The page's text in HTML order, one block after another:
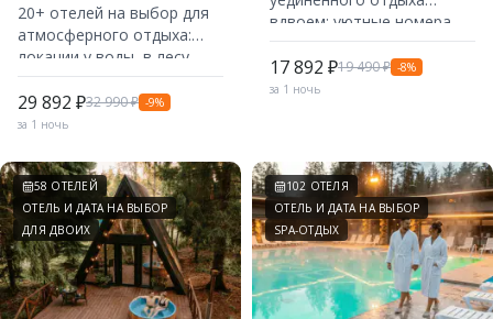
20+ отелей на выбор для
атмосферного отдыха:
локации у воды, в лесу,
рядом с полями и
панорамными видами.
29 892 ₽32 990 ₽ -9%
за 1 ночь
вдвоем: уютные номера,
природа, SPA, бани,
рестораны и красивые
локации.
17 892 ₽19 490 ₽ -8%
за 1 ночь
58 ОТЕЛЕЙ
ОТЕЛЬ И ДАТА НА ВЫБОР
ДЛЯ ДВОИХ
102 ОТЕЛЯ
ОТЕЛЬ И ДАТА НА ВЫБОР
SPA-ОТДЫХ